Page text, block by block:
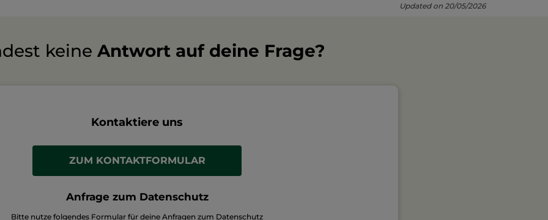
Updated on 20/05/2026
keine Antwort auf deine Frage?
Kontaktiere uns
ZUM KONTAKTFORMULAR
Anfrage zum Datenschutz
Bitte nutze folgendes Formular für deine Anfragen zum Datenschutz